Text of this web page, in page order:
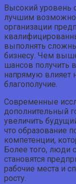
Высокий уровень
лучшим
организации
выполнять
бизнесу. Чем
шансов получить
напрямую влияет
благополучие.
Современные
дополнительный
увеличить
что образование
компетенции,
Более того,
становятся
рабочие места и
росту.